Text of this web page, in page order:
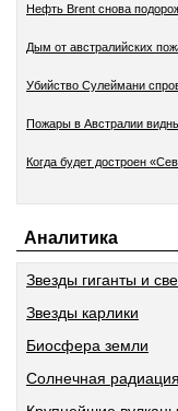
Нефть Brent снова
Дым от австралийских
Убийство Сулеймани
Пожары в Австралии
Когда будет достроен
Аналитика
Звезды гиганты и
Звезды карлики
Биосфера земли
Солнечная радиация